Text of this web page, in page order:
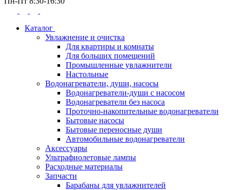
Каталог
Увлажнение и очистка
Для квартиры и комнаты
Для больших помещений
Промышленные увлажнители
Настольные
Водонагреватели, души, насосы
Водонагреватели-души с насосом
Водонагреватели без насоса
Проточно-накопительные водонагреватели
Бытовые насосы
Бытовые переносные души
Автомобильные водонагреватели
Аксессуары
Ультрафиолетовые лампы
Расходные материалы
Запчасти
Барабаны для увлажнителей